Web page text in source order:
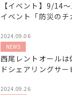
【イベント】9/14
イベント「防災のチ
2024.09.06
NEWS
西尾レントオール
ドシェアリングサ
2024.09.26